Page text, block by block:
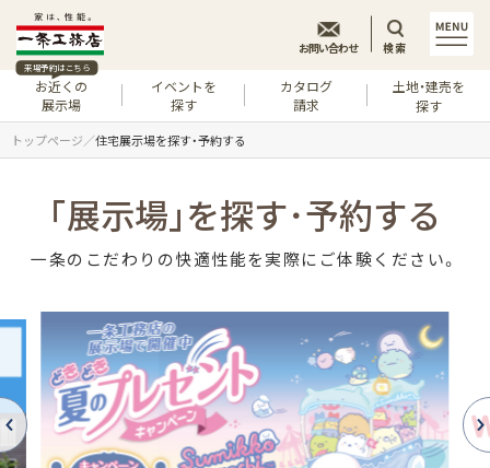
来場予約はこちら
お近くの
展示場
イベントを
探す
カタログ
請求
土地・建売を
探す
お問い合わせ 検索
トップページ 住宅展示場を探す・予約する
｢展示場｣を探す･予約する
一条のこだわりの快適性能を実際にご体験ください。